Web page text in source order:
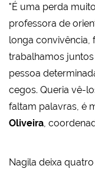
"É uma perda
professora de
longa convivência,
trabalhamos
pessoa
cegos. Queria vê-
faltam palavras, é
Oliveira,
Nagila deixa